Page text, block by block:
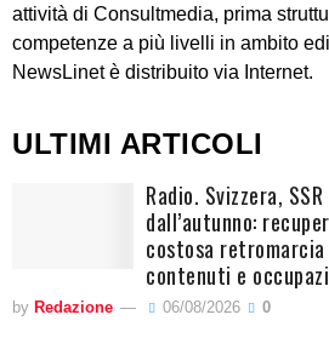
attività di Consultmedia, prima
competenze a più livelli in ambito
NewsLinet è distribuito via Internet.
ULTIMI ARTICOLI
Radio. Svizzera,
dall’autunno:
costosa
contenuti e
by Redazione 06/08/2026 0